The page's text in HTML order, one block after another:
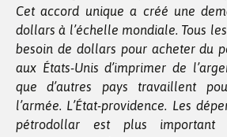
Cet accord unique a créé une
dollars à l’échelle mondiale. Tous
besoin de dollars pour acheter du
aux États-Unis d’imprimer de
que d’autres pays travaillent
l’armée. L’État-providence. Les
pétrodollar est plus important